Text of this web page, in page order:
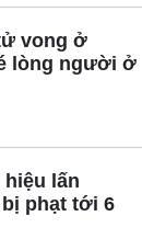
vong ở
lòng người ở
hiệu lấn
phạt tới 6